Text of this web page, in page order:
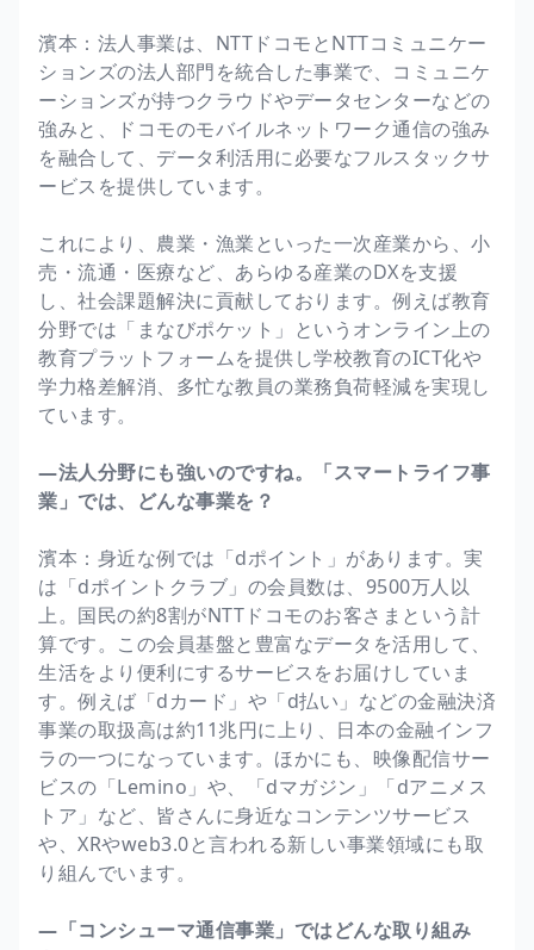
濱本：法人事業は、NTTドコモとNTTコミュニケー
ションズの法人部門を統合した事業で、コミュニケ
ーションズが持つクラウドやデータセンターなどの
強みと、ドコモのモバイルネットワーク通信の強み
を融合して、データ利活用に必要なフルスタックサ
ービスを提供しています。
これにより、農業・漁業といった一次産業から、小
売・流通・医療など、あらゆる産業のDXを支援
し、社会課題解決に貢献しております。例えば教育
分野では「まなびポケット」というオンライン上の
教育プラットフォームを提供し学校教育のICT化や
学力格差解消、多忙な教員の業務負荷軽減を実現し
ています。
―法人分野にも強いのですね。「スマートライフ事
業」では、どんな事業を？
濱本：身近な例では「dポイント」があります。実
は「dポイントクラブ」の会員数は、9500万人以
上。国民の約8割がNTTドコモのお客さまという計
算です。この会員基盤と豊富なデータを活用して、
生活をより便利にするサービスをお届けしていま
す。例えば「dカード」や「d払い」などの金融決済
事業の取扱高は約11兆円に上り、日本の金融インフ
ラの一つになっています。ほかにも、映像配信サー
ビスの「Lemino」や、「dマガジン」「dアニメス
トア」など、皆さんに身近なコンテンツサービス
や、XRやweb3.0と言われる新しい事業領域にも取
り組んでいます。
―「コンシューマ通信事業」ではどんな取り組み